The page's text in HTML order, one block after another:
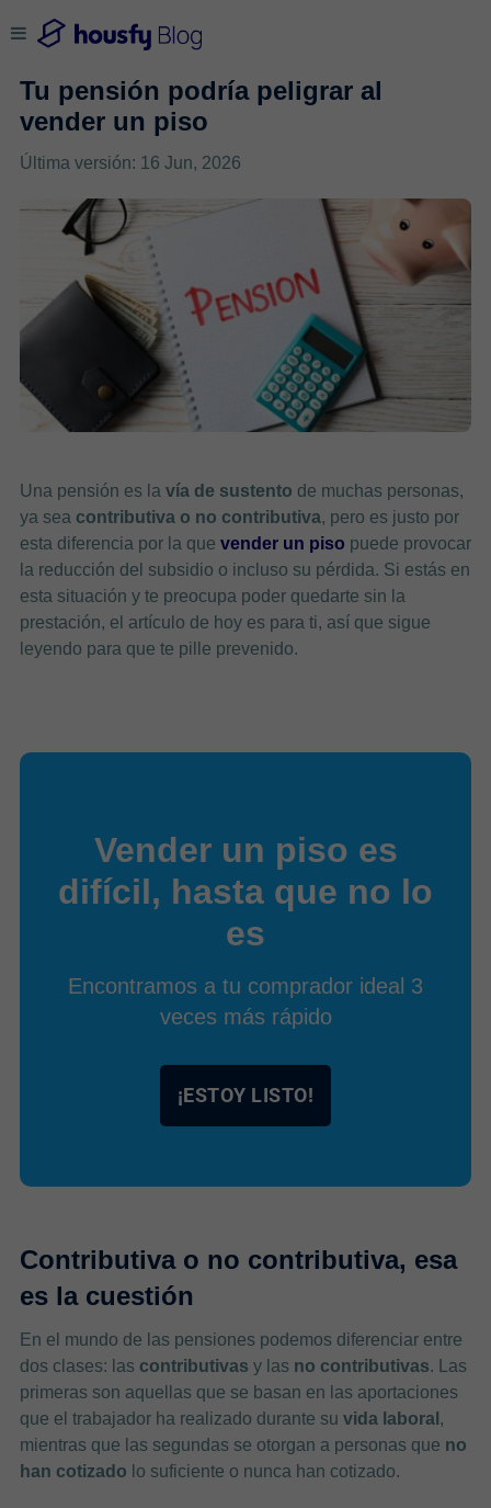
Tu pensión podría peligrar al
vender un piso
Última versión: 16 Jun, 2026
Una pensión es la vía de sustento de muchas personas,
ya sea contributiva o no contributiva, pero es justo por
esta diferencia por la que vender un piso puede provocar
la reducción del subsidio o incluso su pérdida. Si estás en
esta situación y te preocupa poder quedarte sin la
prestación, el artículo de hoy es para ti, así que sigue
leyendo para que te pille prevenido.
Vender un piso es
difícil, hasta que no lo
es
Encontramos a tu comprador ideal 3
veces más rápido
¡ESTOY LISTO!
Contributiva o no contributiva, esa
es la cuestión
En el mundo de las pensiones podemos diferenciar entre
dos clases: las contributivas y las no contributivas. Las
primeras son aquellas que se basan en las aportaciones
que el trabajador ha realizado durante su vida laboral ,
mientras que las segundas se otorgan a personas que no
han cotizado lo suficiente o nunca han cotizado.